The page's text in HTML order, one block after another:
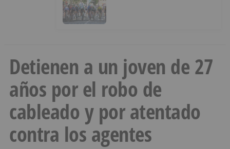
Detienen a un joven de 27
años por el robo de
cableado y por atentado
contra los agentes